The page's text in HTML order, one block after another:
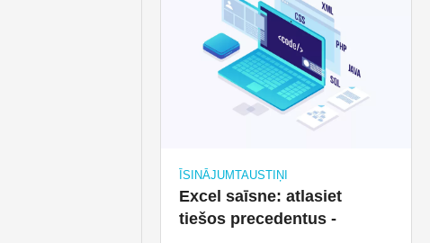
ĪSINĀJUMTAUSTIŅI
Excel saīsne: atlasiet
tiešos precedentus -